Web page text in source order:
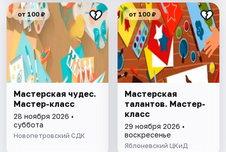
от 100 ₽
Мастерская чудес.
Мастер-класс
28 ноября 2026 •
суббота
Новопетровский СДК
от 100 ₽
Мастерская
талантов. Мастер-
класс
29 ноября 2026 •
воскресенье
Яблоневский ЦКиД